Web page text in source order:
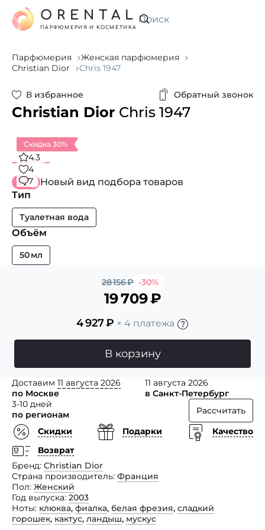
Искать
ORENTAL
ПАРФЮМЕРИЯ И КОСМЕТИКА
Парфюмерия
Женская парфюмерия
Christian Dior
Chris 1947
В избранное Обратный звонок
Christian Dior Chris 1947
Скидка 30%
4.3
4
7
Новый вид подбора товаров
Тип
Туалетная вода
Объём
50 мл
28 156₽ -30%
19 709₽
4 927₽ × 4 платежа
В корзину
Доставим 11 августа 2026
по Москве
11 августа 2026
в Санкт-Петербург
3-10 дней
по регионам
Рассчитать
Скидки
Подарки
Качество
Возврат
Бренд Christian Dior
Страна производитель Франция
Пол Женский
Год выпуска 2003
Ноты клюква, фиалка, белая фрезия, сладкий
горошек, кактус, ландыш, мускус